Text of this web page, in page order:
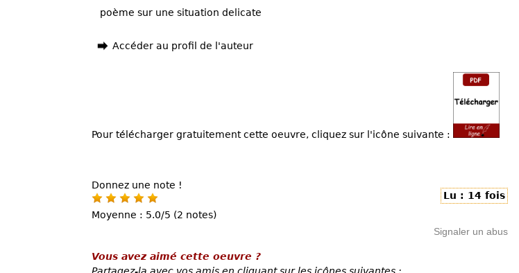
poème sur une situation delicate
Accéder au profil de l'auteur
Pour télécharger gratuitement cette oeuvre, cliquez sur l'icône suivante :
Donnez une note !
Moyenne : 5.0/5 (2 notes)
Lu : 14 fois
Signaler un abus
Vous avez aimé cette oeuvre ?
Partagez-la avec vos amis en cliquant sur les icônes suivantes :